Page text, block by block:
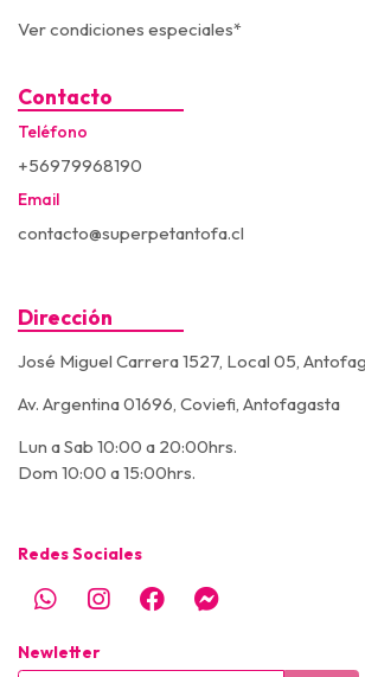
Ver condiciones especiales*
Contacto
Teléfono
+56979968190
Email
contacto@superpetantofa.cl
Dirección
José Miguel Carrera 1527, Local 05,
Av. Argentina 01696, Coviefi, Antofagasta
Lun a Sab 10:00 a 20:00hrs.
Dom 10:00 a 15:00hrs.
Redes Sociales
Newletter